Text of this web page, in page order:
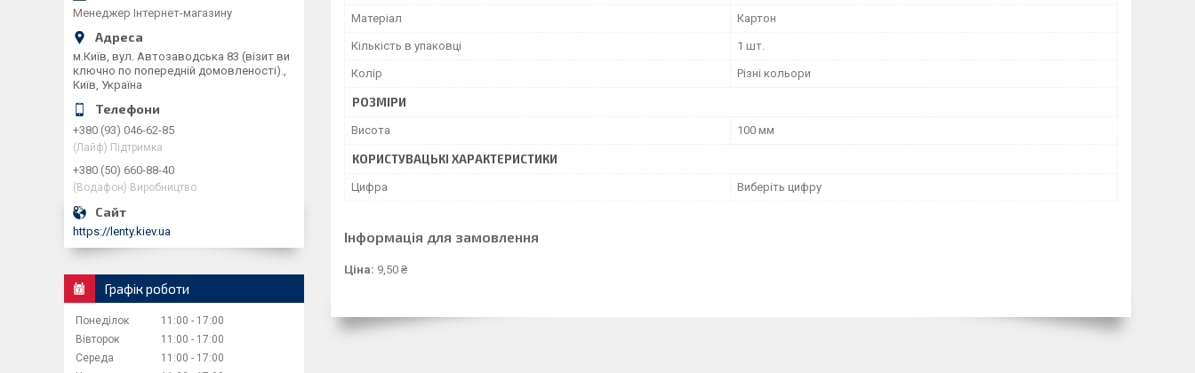
Матеріал Картон
Кількість в упаковці 1 шт.
Колір Різні кольори
РОЗМІРИ
Висота 100 мм
КОРИСТУВАЦЬКI ХАРАКТЕРИСТИКИ
Цифра Виберіть цифру
Інформація для замовлення
Ціна: 9,50 ₴
Менеджер Інтернет-магазину
м.Київ, вул. Автозаводська 83 (візит ви
ключно по попередній домовленості).,
Київ, Україна
+380 (93) 046-62-85
(Лайф) Підтримка
+380 (50) 660-88-40
(Водафон) Виробництво
https://lenty.kiev.ua
Графік роботи
Понеділок 11:00
17:00
Вівторок
11:00
17:00
Середа
11:00
17:00